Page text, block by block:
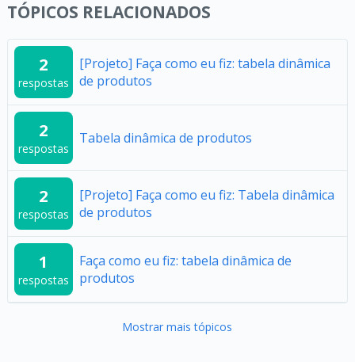
TÓPICOS RELACIONADOS
2
respostas
[Projeto] Faça como eu fiz: tabela dinâmica
de produtos
2
respostas
Tabela dinâmica de produtos
2
respostas
[Projeto] Faça como eu fiz: Tabela dinâmica
de produtos
1
respostas
Faça como eu fiz: tabela dinâmica de
produtos
Mostrar mais tópicos